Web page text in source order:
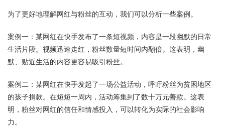
为了更好地理解网红与粉丝的互动，我们可以分析一些案例。
案例一：某网红在快手发布了一条短视频，内容是一段幽默的日常
生活片段。视频迅速走红，粉丝数量短时间内翻倍。这表明，幽
默、贴近生活的内容更容易吸引粉丝。
案例二：某网红在快手发起了一场公益活动，呼吁粉丝为贫困地区
的孩子捐款。在短短一周内，活动筹集到了数十万元善款。这表
明，粉丝对网红的信任和情感投入，可以转化为实际的社会影响
力。